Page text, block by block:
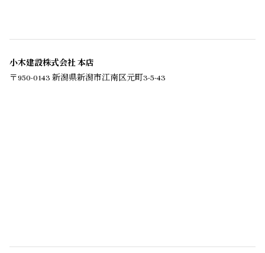
小木建設株式会社 本店
〒950-0143 新潟県新潟市江南区元町3-5-43